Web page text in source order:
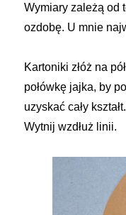
Wymiary zależą od
ozdobę. U mnie
Kartoniki złóż na
połówkę jajka, by
uzyskać cały
Wytnij wzdłuż linii.